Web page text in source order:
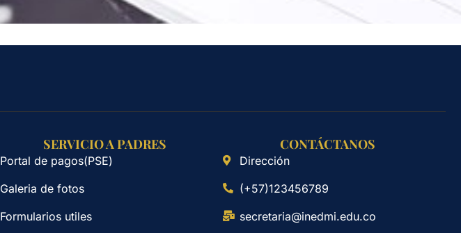
SERVICIO A PADRES
Portal de pagos(PSE)
Galeria de fotos
Formularios utiles
CONTÁCTANOS
Dirección
(+57)123456789
secretaria@inedmi.edu.co